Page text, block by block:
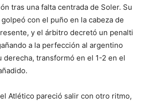
tras una falta centrada de Soler. Su
con el puño en la cabeza de
y el árbitro decretó un penalti
a la perfección al argentino
derecha, transformó en el 1-2 en el
Atlético pareció salir con otro ritmo,